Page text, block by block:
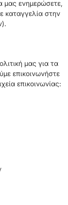
μας ενημερώσετε,
καταγγελία στην
μας για τα
επικοινωνήστε
επικοινωνίας: